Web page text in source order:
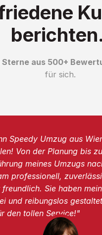
Sterne aus 500+
für sich.
Speedy Umzug aus
Von der Planung bis
meines Umzugs
professionell,
Sie haben
und reibungslos
den tollen Service!"